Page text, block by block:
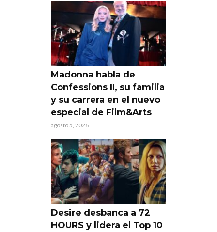
Madonna habla de
Confessions II, su familia
y su carrera en el nuevo
especial de Film&Arts
agosto 5, 2026
Desire desbanca a 72
HOURS y lidera el Top 10